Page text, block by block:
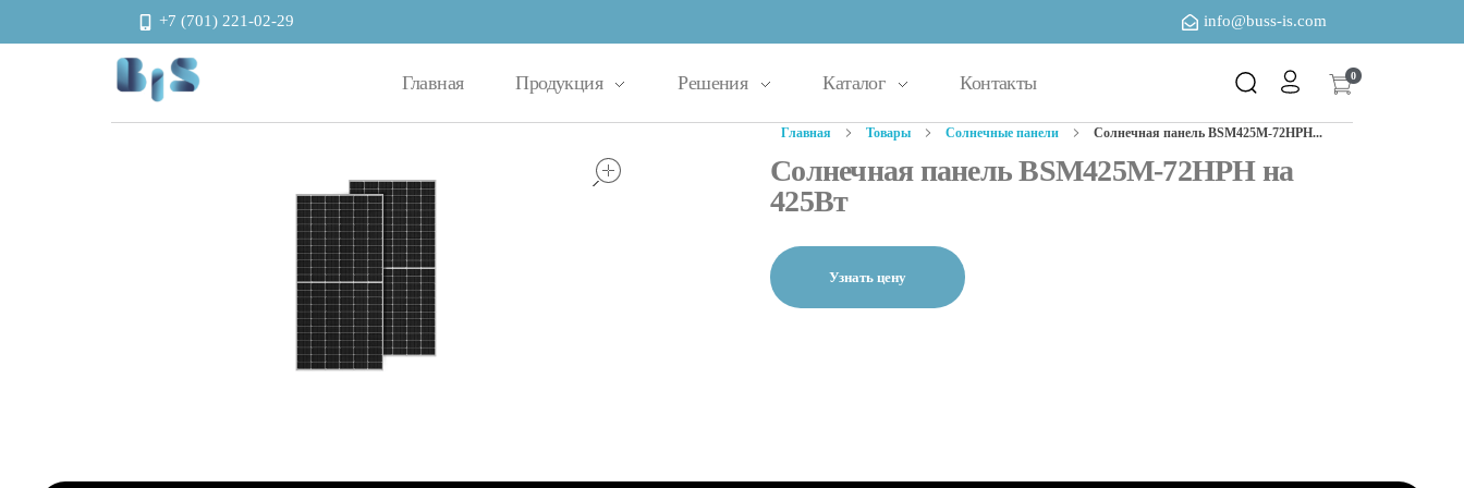
+7 (701) 221-02-29 info@buss-is.com
Автоматизация и энергоэффективность
Главная Продукция Решения Каталог Контакты 0
Главная Товары Солнечные панели Солнечная панель BSM425M-72HPH...
Солнечная панель BSM425M-72HPH на
425Вт
Узнать цену